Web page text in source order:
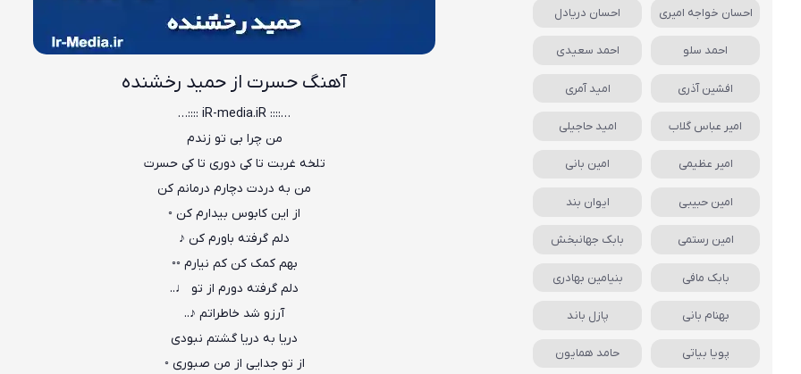
آهنگ حسرت از حمید رخشنده
…:::: iR-media.iR ::::…
من چرا بی تو زندم
تلخه غربت تا کی دوری تا کی حسرت
من به دردت دچارم درمانم کن
از این کابوس بیدارم کن ◦
دلم گرفته باورم کن ♪
بهم کمک کن کم نیارم ◦◦
دلم گرفته دورم از تو ♩..
آرزو شد خاطراتم ♪..
دریا به دریا گشتم نبودی
از تو جدایی از من صبوری ◦
احسان خواجه امیری احسان دریادل
احمد سلو احمد سعیدی
افشین آذری امید آمری
امیر عباس گلاب امید حاجیلی
امیر عظیمی امین بانی
امین حبیبی ایوان بند
امین رستمی بابک جهانبخش
بابک مافی بنیامین بهادری
بهنام بانی پازل باند
پویا بیاتی حامد همایون